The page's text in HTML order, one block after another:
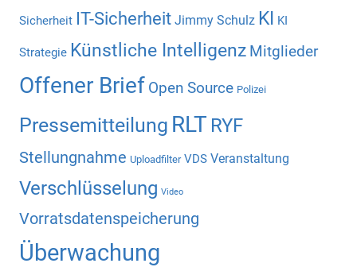
Sicherheit IT-Sicherheit Jimmy Schulz KI KI
Strategie Künstliche Intelligenz Mitglieder
Offener Brief Open Source Polizei
Pressemitteilung RLT RYF
Stellungnahme Uploadfilter VDS Veranstaltung
Verschlüsselung Video
Vorratsdatenspeicherung
Überwachung